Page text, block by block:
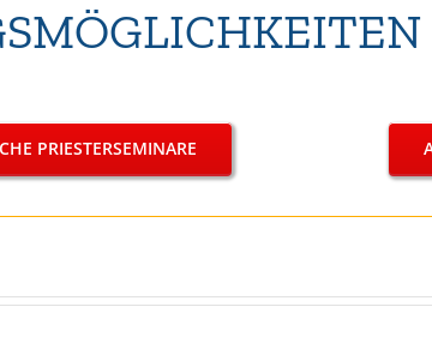
PRIESTERSEMINARE